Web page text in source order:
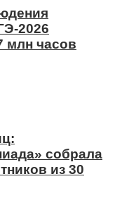
2026
млн часов
собрала
из 30